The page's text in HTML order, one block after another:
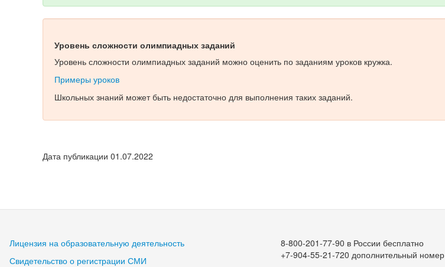
Уровень сложности олимпиадных заданий
Уровень сложности олимпиадных заданий можно оценить по заданиям уроков кружка.
Примеры уроков
Школьных знаний может быть недостаточно для выполнения таких заданий.
Дата публикации 01.07.2022
Лицензия на образовательную деятельность
Свидетельство о регистрации СМИ
8-800-201-77-90 в России бесплатно
+7-904-55-21-720 дополнительный номер